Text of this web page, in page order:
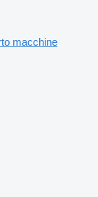
macchine